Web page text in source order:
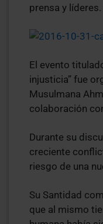
prensa y líderes.
El evento
injusticia” fue
Musulmana
colaboración
Durante su
creciente
riesgo de una
Su Santidad
que al mismo